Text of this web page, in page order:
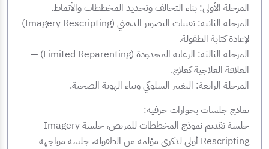
المرحلة الأولى: بناء التحالف وتحديد المخططات والأنماط.
المرحلة الثانية: تقنيات التصوير الذهني (Imagery Rescripting)
لإعادة كتابة الطفولة.
المرحلة الثالثة: الرعاية المحدودة (Limited Reparenting) —
العلاقة العلاجية كعلاج.
المرحلة الرابعة: التغيير السلوكي وبناء الهوية الصحية.
نماذج جلسات بحوارات حرفية:
جلسة تقديم نموذج المخططات للمريض، جلسة Imagery
Rescripting أولى لذكرى مؤلمة من الطفولة، جلسة مواجهة